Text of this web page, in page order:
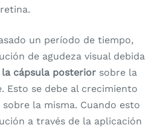
un período de tiempo,
de agudeza visual debida
cápsula posterior sobre la
Esto se debe al crecimiento
la misma. Cuando esto
a través de la aplicación